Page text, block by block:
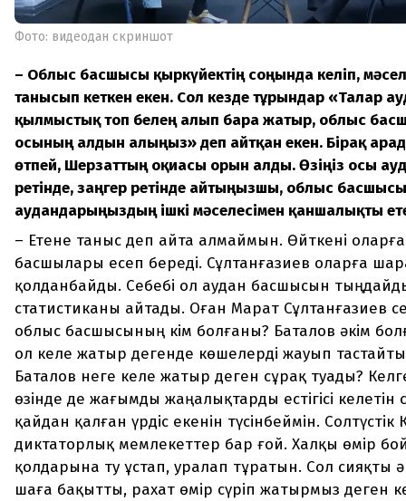
Фото: видеодан скриншот
– Облыс басшысы қыркүйектің соңында келіп,
танысып кеткен екен. Сол кезде тұрғындар «Талғар
қылмыстық топ белең алып бара жатыр, облыс
осының алдын алыңыз» деп айтқан екен. Бірақ
өтпей, Шерзаттың оқиғасы орын алды. Өзіңіз осы
ретінде, заңгер ретінде айтыңызшы, облыс басшысы
аудандарыңыздың ішкі мәселесімен қаншалықты
– Етене таныс деп айта алмаймын. Өйткені
басшылары есеп береді. Сұлтанғазиев оларға
қолданбайды. Себебі ол аудан басшысын тыңдайды.
статистиканы айтады. Оған Марат Сұлтанғазиев
облыс басшысының кім болғаны? Баталов әкім
ол келе жатыр дегенде көшелерді жауып
Баталов неге келе жатыр деген сұрақ туады?
өзінде де жағымды жаңалықтарды естігісі келетін
қайдан қалған үрдіс екенін түсінбеймін.
диктаторлық мемлекеттер бар ғой. Халқы өмір
қолдарына ту ұстап, уралап тұратын. Сол сияқты
шаға бақытты, рахат өмір сүріп жатырмыз деген